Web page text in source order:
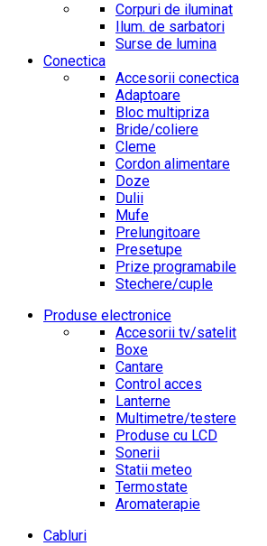
Corpuri de iluminat
Ilum. de sarbatori
Surse de lumina
Conectica
Accesorii conectica
Adaptoare
Bloc multipriza
Bride/coliere
Cleme
Cordon alimentare
Doze
Dulii
Mufe
Prelungitoare
Presetupe
Prize programabile
Stechere/cuple
Produse electronice
Accesorii tv/satelit
Boxe
Cantare
Control acces
Lanterne
Multimetre/testere
Produse cu LCD
Sonerii
Statii meteo
Termostate
Aromaterapie
Cabluri